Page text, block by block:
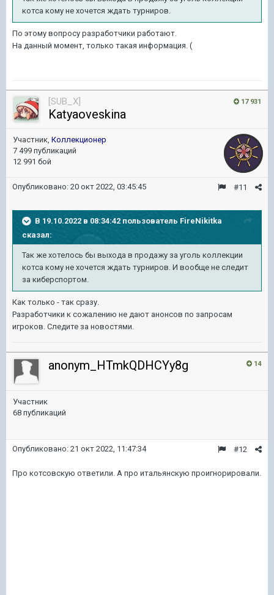
котса кому не хочется ждать турниров.
По этому вопросу разработчики работают.
На данный момент, только такая информация. (
17 931
[SUB_X]
Katyaoveskina
Участник, Коллекционер
7 499 публикаций
12 991 бой
#11
Опубликовано: 20 окт 2022, 03:45:45
В 19.10.2022 в 08:34:42 пользователь FireNikitka
сказал:
Так же хотелось бы выхода в продажу за уголь коллекции
котса кому не хочется ждать турниров. И вообще не следит
за киберспортом.
Как только - так сразу.
Разработчики к сожалению не дают анонсов по запросам
игроков. Следите за новостями.
14
anonym_HTmkQDHCYy8g
Участник
68 публикаций
#12
Опубликовано: 21 окт 2022, 11:47:34
Про котсовскую ответили. А про итальянскую проигнорировали.